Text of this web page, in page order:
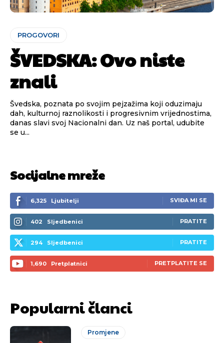
PROGOVORI
ŠVEDSKA: Ovo niste
znali
Švedska, poznata po svojim pejzažima koji oduzimaju
dah, kulturnoj raznolikosti i progresivnim vrijednostima,
danas slavi svoj Nacionalni dan. Uz naš portal, udubite
se u...
Socijalne mreže
6,325 Ljubitelji SVIĐA MI SE
402 Sljedbenici PRATITE
294 Sljedbenici PRATITE
1,690 Pretplatnici PRETPLATITE SE
Popularni članci
Promjene